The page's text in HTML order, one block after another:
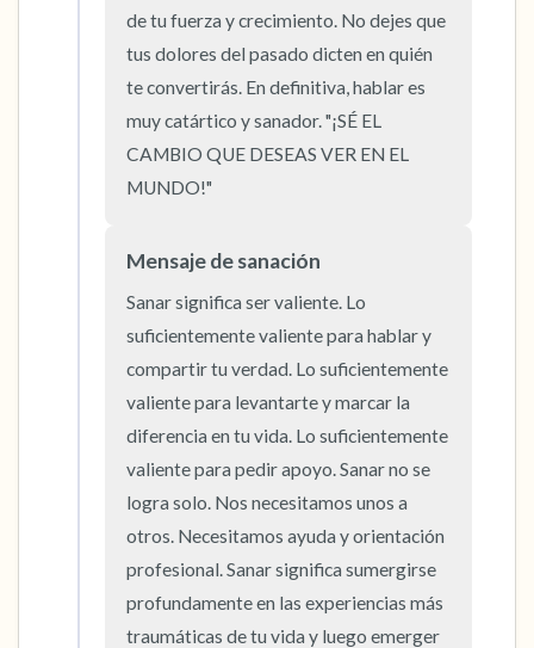
de tu fuerza y crecimiento. No dejes que
tus dolores del pasado dicten en quién
te convertirás. En definitiva, hablar es
muy catártico y sanador. "¡SÉ EL
CAMBIO QUE DESEAS VER EN EL
MUNDO!"
Mensaje de sanación
Sanar significa ser valiente. Lo
suficientemente valiente para hablar y
compartir tu verdad. Lo suficientemente
valiente para levantarte y marcar la
diferencia en tu vida. Lo suficientemente
valiente para pedir apoyo. Sanar no se
logra solo. Nos necesitamos unos a
otros. Necesitamos ayuda y orientación
profesional. Sanar significa sumergirse
profundamente en las experiencias más
traumáticas de tu vida y luego emerger